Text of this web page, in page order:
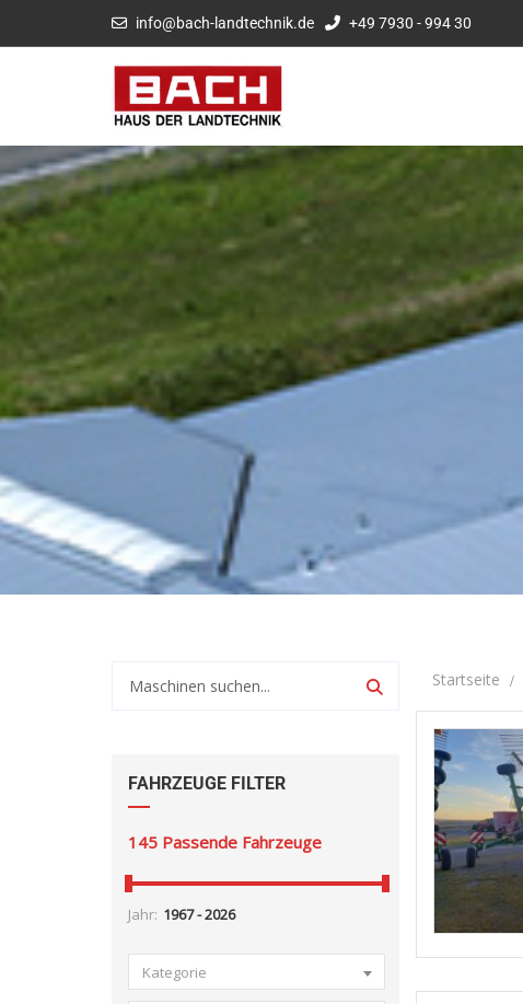
info@bach-landtechnik.de +49 7930 - 994 30
FAHRZEUGE FILTER
145 Passende Fahrzeuge
Jahr:
Kategorie
Startseite